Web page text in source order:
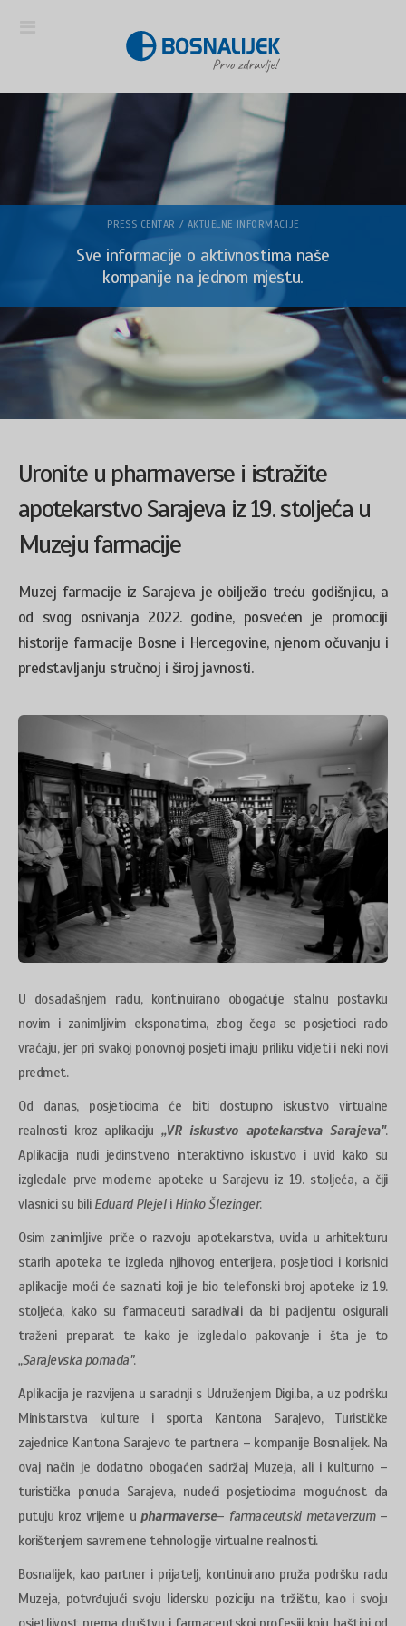
PRESS CENTAR / AKTUELNE INFORMACIJE
Sve informacije o aktivnostima naše
kompanije na jednom mjestu.
Uronite u pharmaverse i istražite
apotekarstvo Sarajeva iz 19. stoljeća u
Muzeju farmacije
Muzej farmacije iz Sarajeva je obilježio treću godišnjicu, a
od svog osnivanja 2022. godine, posvećen je promociji
historije farmacije Bosne i Hercegovine, njenom očuvanju i
predstavljanju stručnoj i široj javnosti.
U dosadašnjem radu, kontinuirano obogaćuje stalnu postavku
novim i zanimljivim eksponatima, zbog čega se posjetioci rado
vraćaju, jer pri svakoj ponovnoj posjeti imaju priliku vidjeti i neki novi
predmet.
Od danas, posjetiocima će biti dostupno iskustvo virtualne
realnosti kroz aplikaciju „VR iskustvo apotekarstva Sarajeva".
Aplikacija nudi jedinstveno interaktivno iskustvo i uvid kako su
izgledale prve moderne apoteke u Sarajevu iz 19. stoljeća, a čiji
vlasnici su bili Eduard Plejeli Hinko Šlezinger.
Osim zanimljive priče o razvoju apotekarstva, uvida u arhitekturu
starih apoteka te izgleda njihovog enterijera, posjetioci i korisnici
aplikacije moći će saznati koji je bio telefonski broj apoteke iz 19.
stoljeća, kako su farmaceuti sarađivali da bi pacijentu osigurali
traženi preparat te kako je izgledalo pakovanje i šta je to
„Sarajevska pomada".
Aplikacija je razvijena u saradnji s Udruženjem Digi.ba, a uz podršku
Ministarstva kulture i sporta Kantona Sarajevo, Turističke
zajednice Kantona Sarajevo te partnera – kompanije Bosnalijek. Na
ovaj način je dodatno obogaćen sadržaj Muzeja, ali i kulturno –
turistička ponuda Sarajeva, nudeći posjetiocima mogućnost da
putuju kroz vrijeme upharmaverse– farmaceutski metaverzum–
korištenjem savremene tehnologije virtualne realnosti.
Bosnalijek, kao partner i prijatelj, kontinuirano pruža podršku radu
Muzeja, potvrđujući svoju lidersku poziciju na tržištu, kao i svoju